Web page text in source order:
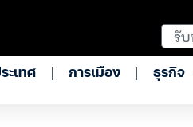
ะเทศ การเมือง ธุรกิจ
รั